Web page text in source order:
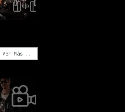
Ver Más...